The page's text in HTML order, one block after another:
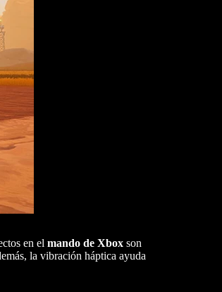
en el mando de Xbox son
la vibración háptica ayuda